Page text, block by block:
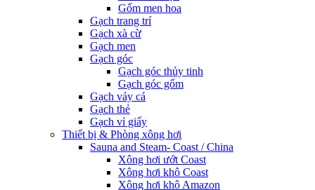
Gốm men hoa
Gạch trang trí
Gạch xà cừ
Gạch men
Gạch góc
Gạch góc thủy tinh
Gạch góc gốm
Gạch vảy cá
Gạch thẻ
Gạch vỉ giấy
Thiết bị & Phòng xông hơi
Sauna and Steam- Coast / China
Xông hơi ướt Coast
Xông hơi khô Coast
Xông hơi khô Amazon